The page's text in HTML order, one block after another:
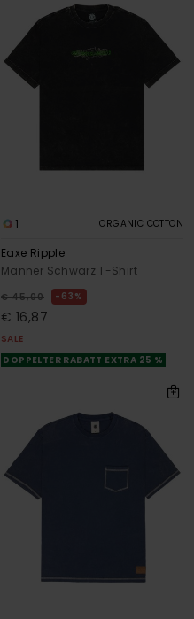
1 ORGANIC COTTON
Eaxe Ripple
Männer Schwarz T-Shirt
€ 45,00 63%
€ 16,87
SALE
DOPPELTER RABATT EXTRA 25 %